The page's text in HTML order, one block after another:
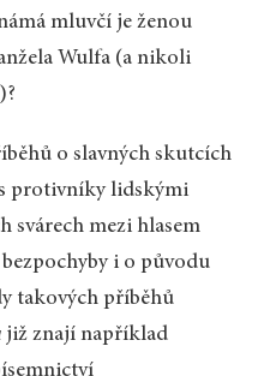
mluvčí je ženou
Wulfa (a nikoli
o slavných skutcích
protivníky lidskými
svárech mezi hlasem
i o původu
takových příběhů
již znají například